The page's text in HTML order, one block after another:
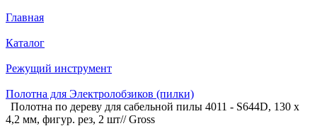
Главная
Каталог
Режущий инструмент
Полотна для Электролобзиков (пилки)
Полотна по дереву для сабельной пилы 4011 - S644D, 130 x
4,2 мм, фигур. рез, 2 шт// Gross